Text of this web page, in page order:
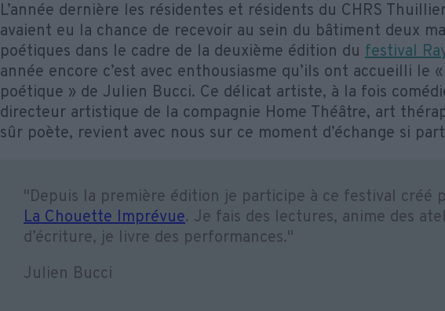
L’année dernière les résidentes et résidents du CHRS
avaient eu la chance de recevoir au sein du bâtiment deux
poétiques dans le cadre de la deuxième édition du festival
année encore c’est avec enthousiasme qu’ils ont accueilli le
poétique » de Julien Bucci. Ce délicat artiste, à la fois
directeur artistique de la compagnie Home Théâtre, art
sûr poète, revient avec nous sur ce moment d’échange si
"Depuis la première édition je participe à ce festival créé
La Chouette Imprévue. Je fais des lectures, anime des
d’écriture, je livre des performances."
Julien Bucci